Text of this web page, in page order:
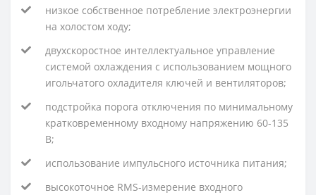
низкое собственное потребление электроэнергии
на холостом ходу;
двухскоростное интеллектуальное управление
системой охлаждения с использованием мощного
игольчатого охладителя ключей и вентиляторов;
подстройка порога отключения по минимальному
кратковременному входному напряжению 60-135
В;
использование импульсного источника питания;
высокоточное RMS-измерение входного